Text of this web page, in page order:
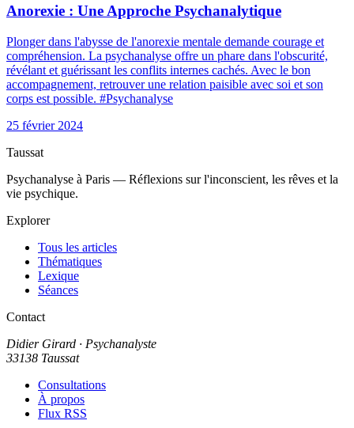
Anorexie : Une Approche Psychanalytique
Plonger dans l'abysse de l'anorexie mentale demande courage et
compréhension. La psychanalyse offre un phare dans l'obscurité,
révélant et guérissant les conflits internes cachés. Avec le bon
accompagnement, retrouver une relation paisible avec soi et son
corps est possible. #Psychanalyse
25 février 2024
Taussat
Psychanalyse à Paris — Réflexions sur l'inconscient, les rêves et la
vie psychique.
Explorer
Tous les articles
Thématiques
Lexique
Séances
Contact
Didier Girard · Psychanalyste
33138 Taussat
Consultations
À propos
Flux RSS